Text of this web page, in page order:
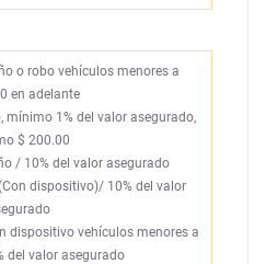
o robo vehículos menores a
en adelante
mínimo 1% del valor asegurado,
$ 200.00
/ 10% del valor asegurado
dispositivo)/ 10% del valor
dispositivo vehículos menores a
del valor asegurado